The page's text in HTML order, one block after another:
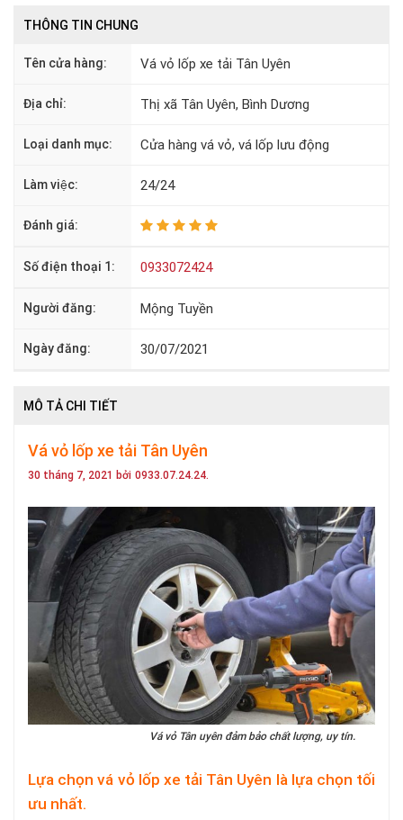
THÔNG TIN CHUNG
Tên cửa hàng: Vá vỏ lốp xe tải Tân Uyên
Địa chỉ: Thị xã Tân Uyên, Bình Dương
Loại danh mục: Cửa hàng vá vỏ, vá lốp lưu động
Làm việc: 24/24
Đánh giá:
Số điện thoại 1: 0933072424
Người đăng: Mộng Tuyền
Ngày đăng: 30/07/2021
MÔ TẢ CHI TIẾT
Vá vỏ lốp xe tải Tân Uyên
30 tháng 7, 2021 bởi 0933.07.24.24.
Vá vỏ Tân uyên đảm bảo chất lượng, uy tín.
Lựa chọn vá vỏ lốp xe tải Tân Uyên là lựa chọn tối
ưu nhất.